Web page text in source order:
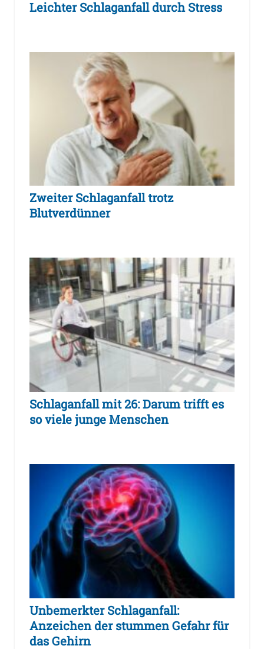
Leichter Schlaganfall durch Stress
Zweiter Schlaganfall trotz
Blutverdünner
Schlaganfall mit 26: Darum trifft es
so viele junge Menschen
Unbemerkter Schlaganfall:
Anzeichen der stummen Gefahr für
das Gehirn